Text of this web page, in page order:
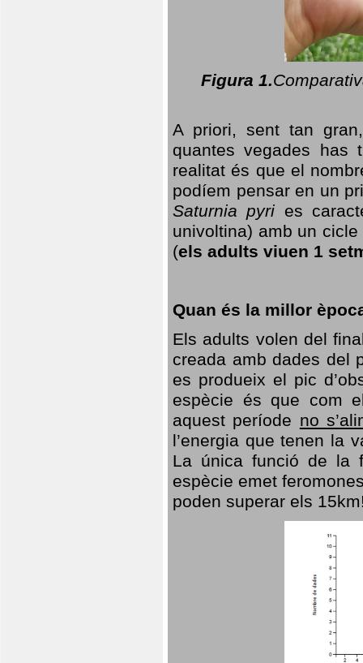
Figura 1.
A priori, sent tan
quantes vegades has
realitat és que el
podíem pensar en un
Saturnia pyri es
univoltina) amb un
(els adults viuen 1
Quan és la millor
Els adults volen del
creada amb dades del
es produeix el pic
espècie és que com
aquest període no
l’energia que tenen la
La única funció de la
espècie emet
poden superar els